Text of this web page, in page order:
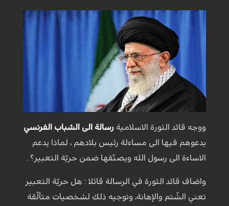
ووجه قائد الثورة الاسلامية رسالة الى الشباب الفرنسي
يدعوهم فيها الى مساءلة رئيس بلادهم ، لماذا يدعم
الاساءة الى رسول الله ويصنّفها ضمن حريّة التعبير؟ .
واضاف قائد الثورة في الرسالة قائلا : هل حريّة التعبير
تعني الشّتم والإهانة، وتوجيه ذلك لشخصيات متألّقة